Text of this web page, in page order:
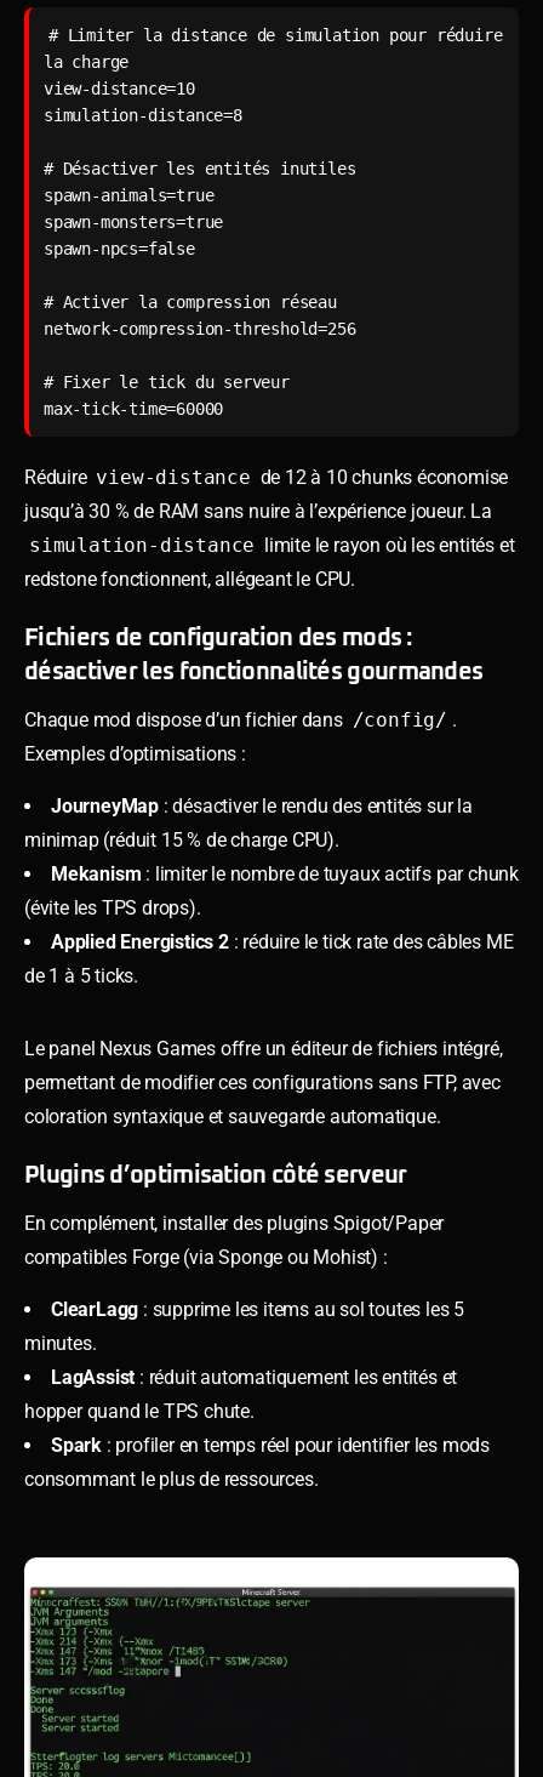
# Limiter la distance de simulation pour réduire
la charge
view-distance=10
simulation-distance=8
# Désactiver les entités inutiles
spawn-animals=true
spawn-monsters=true
spawn-npcs=false
# Activer la compression réseau
network-compression-threshold=256
# Fixer le tick du serveur
max-tick-time=60000
Réduire view-distance de 12 à 10 chunks économise
jusqu’à 30 % de RAM sans nuire à l’expérience joueur. La
simulation-distance limite le rayon où les entités et
redstone fonctionnent, allégeant le CPU.
Fichiers de configuration des mods :
désactiver les fonctionnalités gourmandes
Chaque mod dispose d’un fichier dans /config/ .
Exemples d’optimisations :
JourneyMap : désactiver le rendu des entités sur la
minimap (réduit 15 % de charge CPU).
Mekanism : limiter le nombre de tuyaux actifs par chunk
(évite les TPS drops).
Applied Energistics 2: réduire le tick rate des câbles ME
de 1 à 5 ticks.
Le panel Nexus Games offre un éditeur de fichiers intégré,
permettant de modifier ces configurations sans FTP, avec
coloration syntaxique et sauvegarde automatique.
Plugins d’optimisation côté serveur
En complément, installer des plugins Spigot/Paper
compatibles Forge (via Sponge ou Mohist) :
ClearLagg : supprime les items au sol toutes les 5
minutes.
LagAssist : réduit automatiquement les entités et
hopper quand le TPS chute.
Spark : profiler en temps réel pour identifier les mods
consommant le plus de ressources.